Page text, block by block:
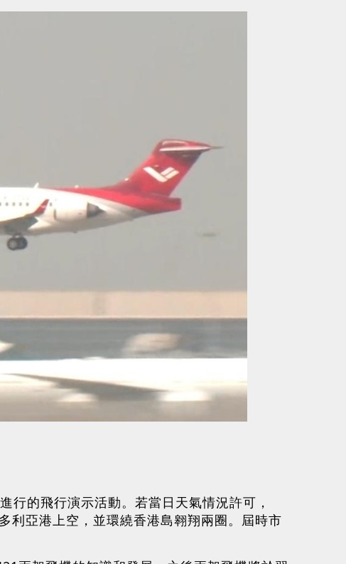
行的飛行演示活動。若當日天氣情況許可，
利亞港上空，並環繞香港島翱翔兩圈。屆時市